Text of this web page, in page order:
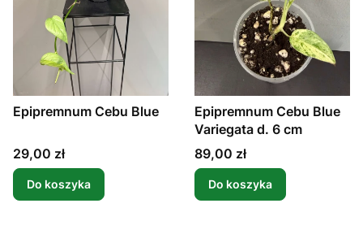
Epipremnum Cebu Blue
Cena
29,00 zł
Do koszyka
Epipremnum Cebu Blue
Variegata d. 6 cm
Cena
89,00 zł
Do koszyka